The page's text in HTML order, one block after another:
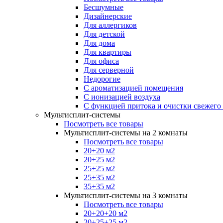
Бесшумные
Дизайнерские
Для аллергиков
Для детской
Для дома
Для квартиры
Для офиса
Для серверной
Недорогие
С ароматизацией помещения
С ионизацией воздуха
С функцией притока и очистки свежего
Мультисплит-системы
Посмотреть все товары
Мультисплит-системы на 2 комнаты
Посмотреть все товары
20+20 м2
20+25 м2
25+25 м2
25+35 м2
35+35 м2
Мультисплит-системы на 3 комнаты
Посмотреть все товары
20+20+20 м2